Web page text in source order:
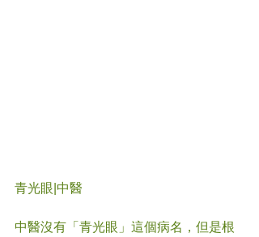
青光眼|中醫
中醫沒有「青光眼」這個病名，但是根